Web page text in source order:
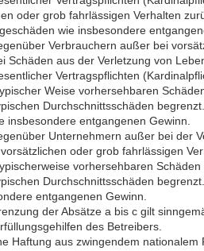
oder grob fahrlässigen Verhalten
wie insbesondere
Verbrauchern außer bei
Schäden aus der Verletzung von
Vertragspflichten
Weise vorhersehbaren
Durchschnittsschäden
insbesondere entgangenen Gewinn.
Unternehmern außer bei der
oder grob fahrlässigen
vorhersehbaren
Durchschnittsschäden
entgangenen Gewinn.
der Absätze a bis c gilt
des Betreibers.
Haftung aus zwingendem nationalem